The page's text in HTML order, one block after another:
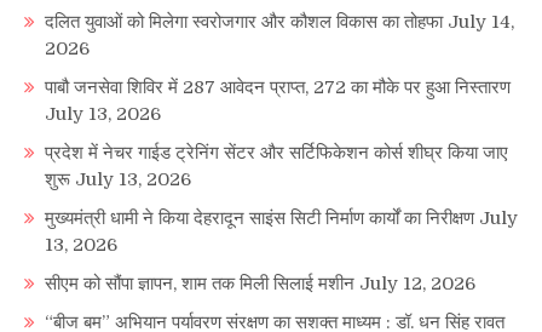
दलित युवाओं को मिलेगा स्वरोजगार और कौशल विकास का तोहफा July 14,
2026
पाबौ जनसेवा शिविर में 287 आवेदन प्राप्त, 272 का मौके पर हुआ निस्तारण
July 13, 2026
प्रदेश में नेचर गाईड ट्रेनिंग सेंटर और सर्टिफिकेशन कोर्स शीघ्र किया जाए
शुरू July 13, 2026
मुख्यमंत्री धामी ने किया देहरादून साइंस सिटी निर्माण कार्यों का निरीक्षण July
13, 2026
सीएम को सौंपा ज्ञापन, शाम तक मिली सिलाई मशीन July 12, 2026
“बीज बम” अभियान पर्यावरण संरक्षण का सशक्त माध्यम : डॉ. धन सिंह रावत